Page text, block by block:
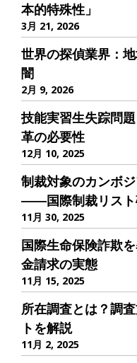
本的特殊性」
3月 21, 2026
世界の探偵業界：
闇
2月 9, 2026
技能実習生失踪問
革の必要性
12月 10, 2025
制裁対象のカンボ
――国際制裁リスト
11月 30, 2025
国際生命保険詐欺
金請求の実態
11月 15, 2025
所在調査とは？調
トを解説
11月 2, 2025